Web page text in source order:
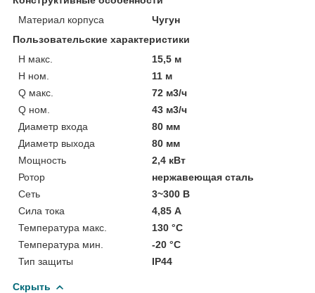
Материал корпуса
Чугун
Пользовательские характеристики
H макс.
15,5 м
H ном.
11 м
Q макс.
72 м3/ч
Q ном.
43 м3/ч
Диаметр входа
80 мм
Диаметр выхода
80 мм
Мощность
2,4 кВт
Ротор
нержавеющая сталь
Сеть
3~300 В
Сила тока
4,85 А
Температура макс.
130 °С
Температура мин.
-20 °С
Тип защиты
IP44
Скрыть